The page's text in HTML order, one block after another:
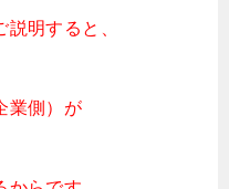
明すると、
業側）が